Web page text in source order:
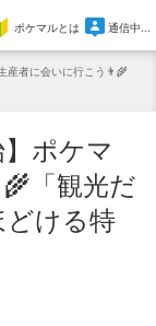
ポケマルとは 通信中...
産者に会いに行こう👨‍🌾
ポケマ
「観光だ
どける特